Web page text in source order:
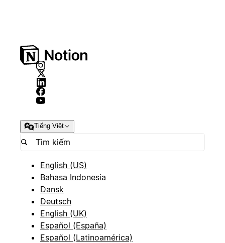
Tiếng Việt
English (US)
Bahasa Indonesia
Dansk
Deutsch
English (UK)
Español (España)
Español (Latinoamérica)